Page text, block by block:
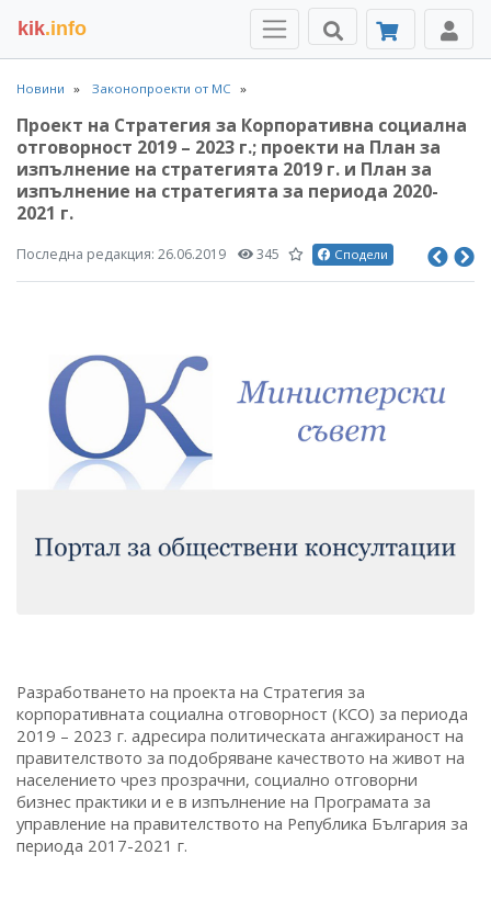
kik.info
Новини Законопроекти от МС
Проект на Стратегия за Корпоративна социална
отговорност 2019 – 2023 г.; проекти на План за
изпълнение на стратегията 2019 г. и План за
изпълнение на стратегията за периода 2020-
2021 г.
Последна редакция: 26.06.2019 345 Сподели
Разработването на проекта на Стратегия за
корпоративната социална отговорност (КСО) за периода
2019 – 2023 г. адресира политическата ангажираност на
правителството за подобряване качеството на живот на
населението чрез прозрачни, социално отговорни
бизнес практики и е в изпълнение на Програмата за
управление на правителството на Република България за
периода 2017-2021 г.